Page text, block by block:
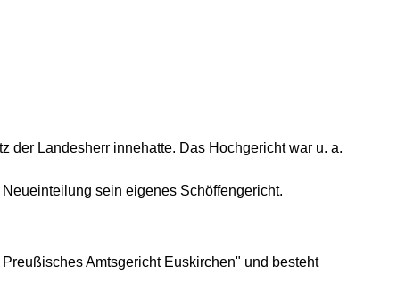
der Landesherr innehatte. Das Hochgericht war u. a.
sein eigenes Schöffengericht.
Amtsgericht Euskirchen" und besteht